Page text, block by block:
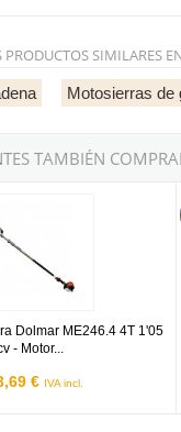
PRODUCTOS SIMILARES
Motosierras de
TAMBIÉN
Dolmar ME246.4 4T 1'05
- Motor...
€ IVA incl.
Dolmar ME246.4 4T